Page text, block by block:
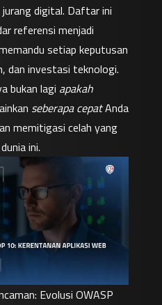
jurang digital. Daftar ini
setiap keputusan
dan investasi teknologi.
bukan lagi apakah
seberapa cepat Anda
memitigasi celah yang
ini.
Evolusi OWASP